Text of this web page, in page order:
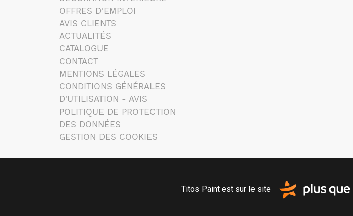
OFFRES D'EMPLOI
AVIS CLIENTS
ACTUALITÉS
CATALOGUE
CONTACT
MENTIONS LÉGALES
CONDITIONS GÉNÉRALES
D'UTILISATION - AVIS
POLITIQUE DE PROTECTION
DES DONNÉES
GESTION DES COOKIES
Titos Paint est sur le site